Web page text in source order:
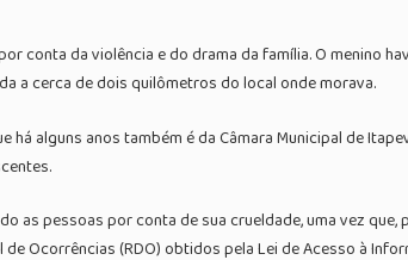
conta da violência e do drama da família. O menino
a cerca de dois quilômetros do local onde morava.
alguns anos também é da Câmara Municipal de
as pessoas por conta de sua crueldade, uma vez
Ocorrências (RDO) obtidos pela Lei de Acesso à